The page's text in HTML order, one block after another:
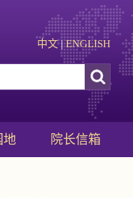
中文|ENGLISH
地 院长信箱